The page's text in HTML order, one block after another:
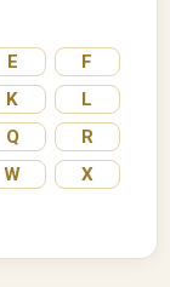
E
F
K
L
Q
R
W
X